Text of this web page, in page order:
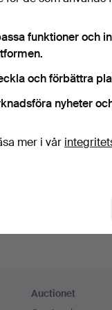
på
experttips, utvalda
är över 18 år och
att jag har
Auctionet
funktioner och
och förbättra
nyheter
mer i vår